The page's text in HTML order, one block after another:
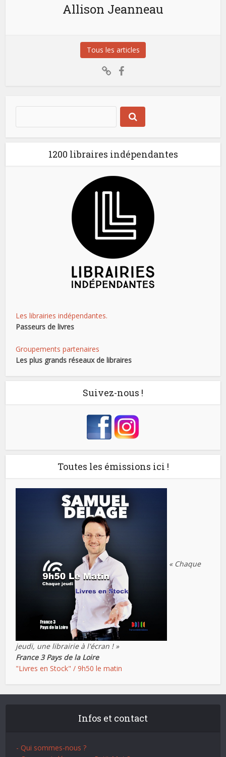
Allison Jeanneau
Tous les articles
1200 libraires indépendantes
Les librairies indépendantes.
Passeurs de livres
Groupements partenaires
Les plus grands réseaux de libraires
Suivez-nous !
Toutes les émissions ici !
« Chaque
jeudi, une librairie à l'écran ! »
France 3 Pays de la Loire
"Livres en Stock" / 9h50 le matin
Infos et contact
- Qui sommes-nous ?